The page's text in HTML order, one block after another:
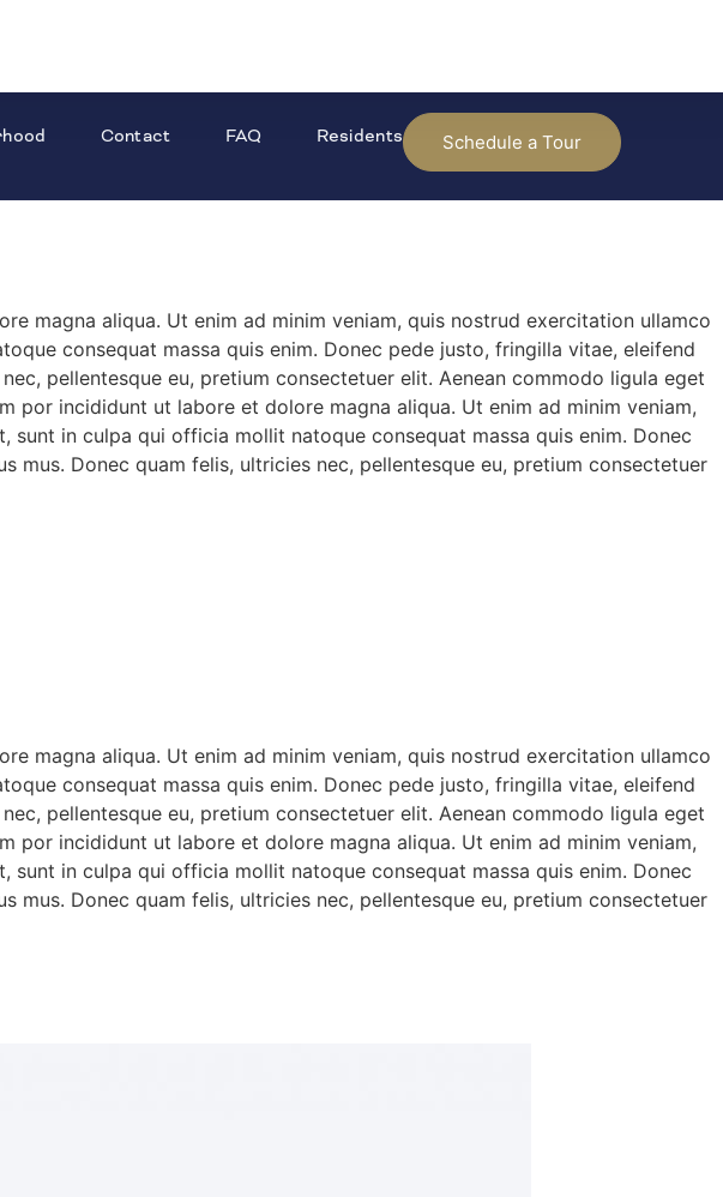
Contact FAQ Residents Schedule a Tour
magna aliqua. Ut enim ad minim veniam, quis nostrud exercitation ullamco
consequat massa quis enim. Donec pede justo, fringilla vitae, eleifend
pellentesque eu, pretium consectetuer elit. Aenean commodo ligula eget
por incididunt ut labore et dolore magna aliqua. Ut enim ad minim veniam,
in culpa qui officia mollit natoque consequat massa quis enim. Donec
mus. Donec quam felis, ultricies nec, pellentesque eu, pretium consectetuer
magna aliqua. Ut enim ad minim veniam, quis nostrud exercitation ullamco
consequat massa quis enim. Donec pede justo, fringilla vitae, eleifend
pellentesque eu, pretium consectetuer elit. Aenean commodo ligula eget
por incididunt ut labore et dolore magna aliqua. Ut enim ad minim veniam,
in culpa qui officia mollit natoque consequat massa quis enim. Donec
mus. Donec quam felis, ultricies nec, pellentesque eu, pretium consectetuer